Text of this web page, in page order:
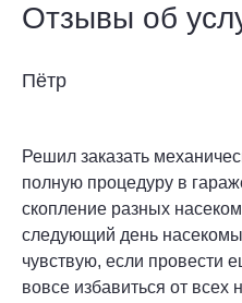
Отзывы об
Пётр
Решил заказать
полную процедуру в
скопление разных
следующий день
чувствую, если провести
вовсе избавиться от